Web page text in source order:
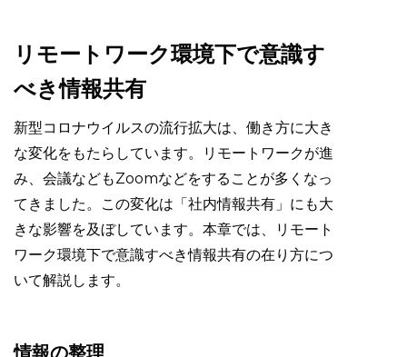
リモートワーク環境下で意識す
べき情報共有
新型コロナウイルスの流行拡大は、働き方に大き
な変化をもたらしています。リモートワークが進
み、会議などもZoomなどをすることが多くなっ
てきました。この変化は「社内情報共有」にも大
きな影響を及ぼしています。本章では、リモート
ワーク環境下で意識すべき情報共有の在り方につ
いて解説します。